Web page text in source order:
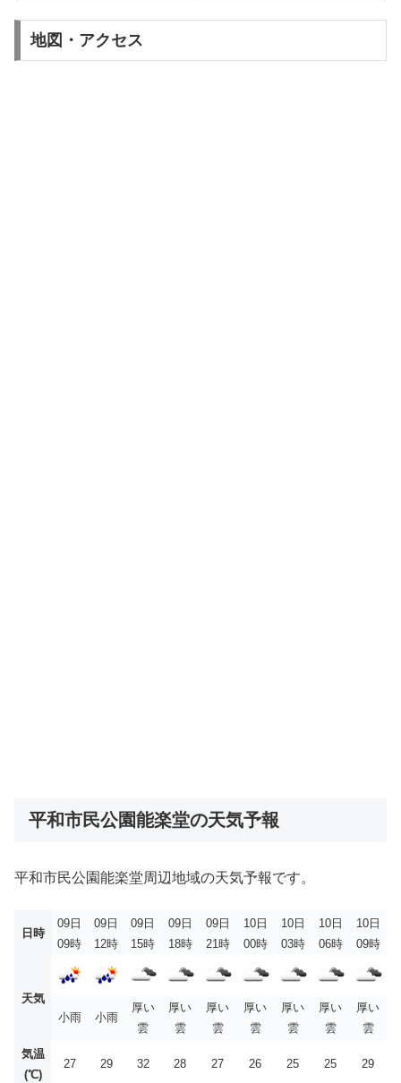
地図・アクセス
平和市民公園能楽堂の天気予報
平和市民公園能楽堂周辺地域の天気予報です。
日時
09日
09時
09日
12時
09日
15時
09日
18時
09日
21時
10日
00時
10日
03時
10日
06時
10日
09時
天気
小雨
小雨
厚い
雲
厚い
雲
厚い
雲
厚い
雲
厚い
雲
厚い
雲
厚い
雲
気温
(℃)
27 29 32 28 27 26 25 25 29